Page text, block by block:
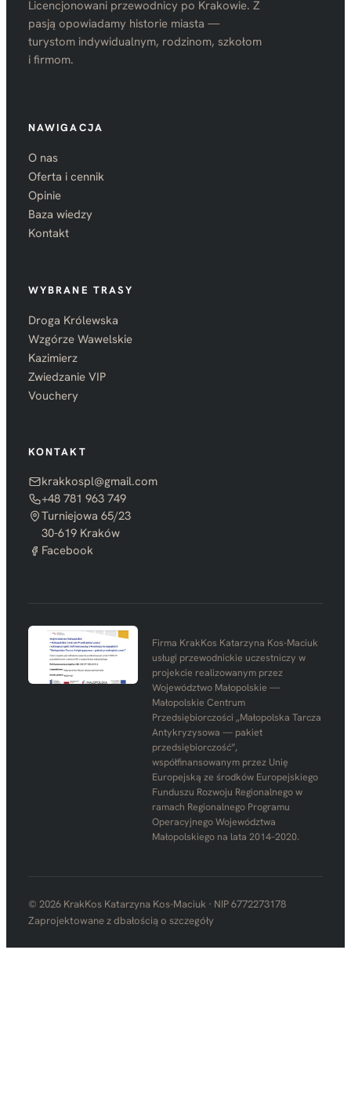
Licencjonowani przewodnicy po Krakowie. Z
pasją opowiadamy historie miasta —
turystom indywidualnym, rodzinom, szkołom
i firmom.
NAWIGACJA
O nas
Oferta i cennik
Opinie
Baza wiedzy
Kontakt
WYBRANE TRASY
Droga Królewska
Wzgórze Wawelskie
Kazimierz
Zwiedzanie VIP
Vouchery
KONTAKT
krakkospl@gmail.com
+48 781 963 749
Turniejowa 65/23
30-619 Kraków
Facebook
Firma KrakKos Katarzyna Kos-Maciuk
usługi przewodnickie uczestniczy w
projekcie realizowanym przez
Województwo Małopolskie —
Małopolskie Centrum
Przedsiębiorczości „Małopolska Tarcza
Antykryzysowa — pakiet
przedsiębiorczość”,
współfinansowanym przez Unię
Europejską ze środków Europejskiego
Funduszu Rozwoju Regionalnego w
ramach Regionalnego Programu
Operacyjnego Województwa
Małopolskiego na lata 2014–2020.
© 2026 KrakKos Katarzyna Kos-Maciuk · NIP 6772273178
Zaprojektowane z dbałością o szczegóły